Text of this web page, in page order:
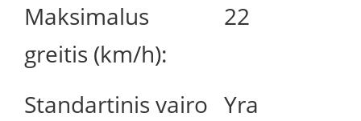
Maksimalus
greitis (km/h):
22
Standartinis vairo Yra